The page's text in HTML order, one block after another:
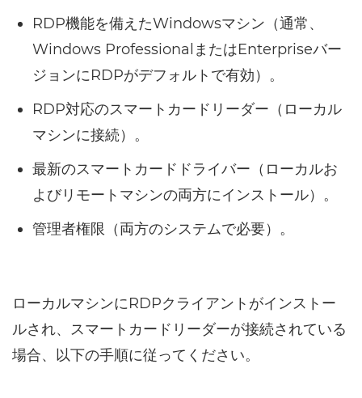
RDP機能を備えたWindowsマシン（通常、
Windows ProfessionalまたはEnterpriseバー
ジョンにRDPがデフォルトで有効）。
RDP対応のスマートカードリーダー（ローカル
マシンに接続）。
最新のスマートカードドライバー（ローカルお
よびリモートマシンの両方にインストール）。
管理者権限（両方のシステムで必要）。
ローカルマシンにRDPクライアントがインストー
ルされ、スマートカードリーダーが接続されている
場合、以下の手順に従ってください。